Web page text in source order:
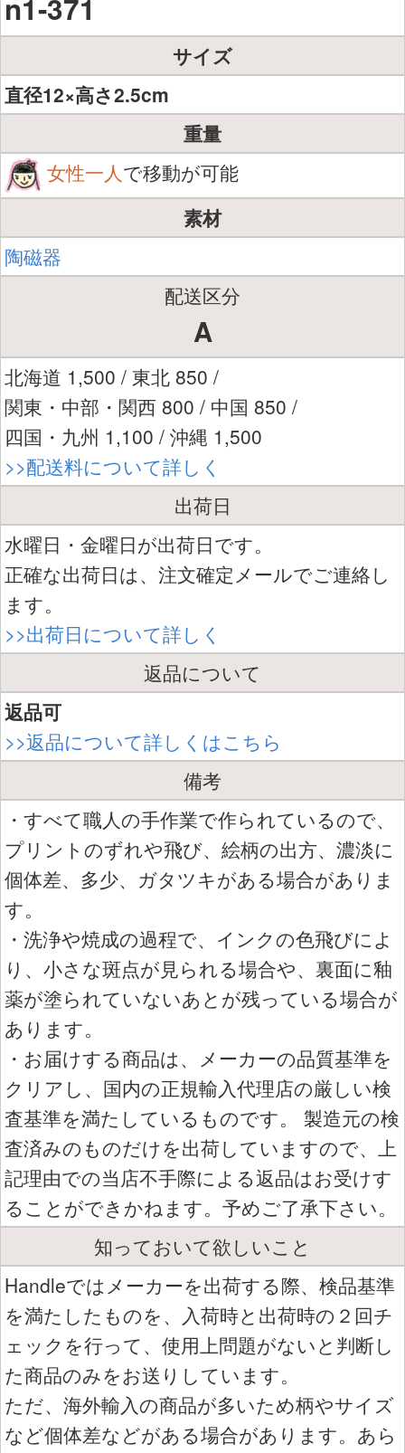
n1-371
サイズ
直径12×高さ2.5cm
重量
女性一人で移動が可能
素材
陶磁器
配送区分
A
北海道 1,500 / 東北 850 /
関東・中部・関西 800 / 中国 850 /
四国・九州 1,100 / 沖縄 1,500
>>配送料について詳しく
出荷日
水曜日・金曜日が出荷日です。
正確な出荷日は、注文確定メールでご連絡し
ます。
>>出荷日について詳しく
返品について
返品可
>>返品について詳しくはこちら
備考
・すべて職人の手作業で作られているので、
プリントのずれや飛び、絵柄の出方、濃淡に
個体差、多少、ガタツキがある場合がありま
す。
・洗浄や焼成の過程で、インクの色飛びによ
り、小さな斑点が見られる場合や、裏面に釉
薬が塗られていないあとが残っている場合が
あります。
・お届けする商品は、メーカーの品質基準を
クリアし、国内の正規輸入代理店の厳しい検
査基準を満たしているものです。 製造元の検
査済みのものだけを出荷していますので、上
記理由での当店不手際による返品はお受けす
ることができかねます。予めご了承下さい。
知っておいて欲しいこと
Handleではメーカーを出荷する際、検品基準
を満たしたものを、入荷時と出荷時の２回チ
ェックを行って、使用上問題がないと判断し
た商品のみをお送りしています。
ただ、海外輸入の商品が多いため柄やサイズ
など個体差などがある場合があります。あら